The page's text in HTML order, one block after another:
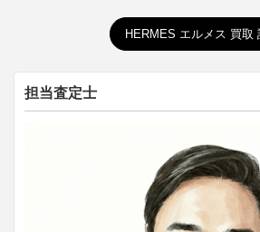
HERMES エルメス 買取
担当査定士